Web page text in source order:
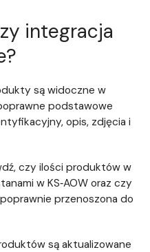
integracja
są widoczne w
podstawowe
opis, zdjęcia i
czy ilości produktów w
w KS‑AOW oraz czy
przenoszona do
są aktualizowane